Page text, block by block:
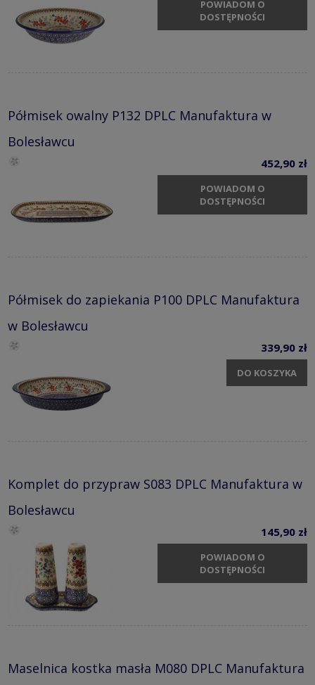
POWIADOM O
DOSTĘPNOŚCI
Półmisek owalny P132 DPLC Manufaktura w
Bolesławcu
452,90 zł
POWIADOM O
DOSTĘPNOŚCI
Półmisek do zapiekania P100 DPLC Manufaktura
w Bolesławcu
339,90 zł
DO KOSZYKA
Komplet do przypraw S083 DPLC Manufaktura w
Bolesławcu
145,90 zł
POWIADOM O
DOSTĘPNOŚCI
Maselnica kostka masła M080 DPLC Manufaktura